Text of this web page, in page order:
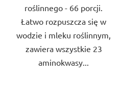
roślinnego - 66 porcji.
Łatwo rozpuszcza się w
wodzie i mleku roślinnym,
zawiera wszystkie 23
aminokwasy...